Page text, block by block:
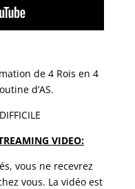
de 4 Rois en 4
d’AS.
DIFFICILE
VIDEO:
vous ne recevrez
vous. La vidéo est